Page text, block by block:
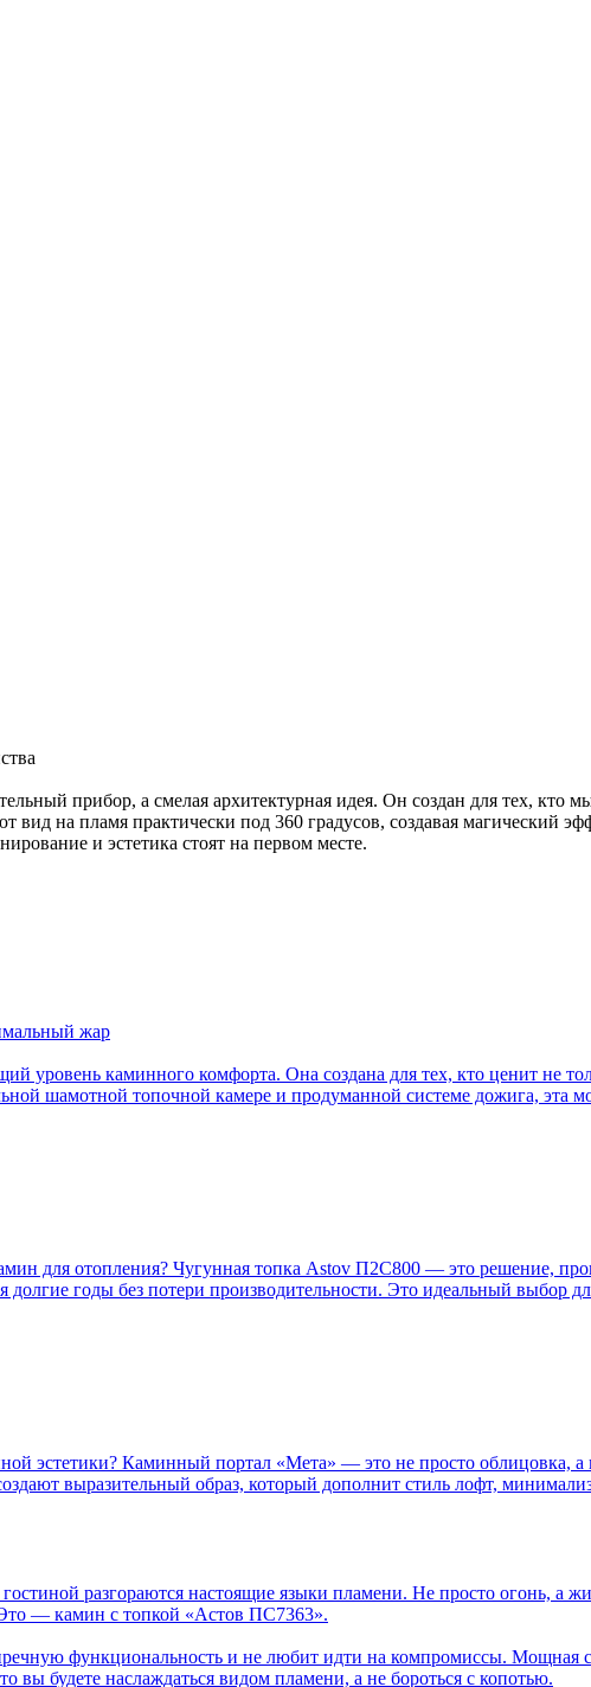
прибор, а смелая архитектурная идея. Он создан для тех, кто
на пламя практически под 360 градусов, создавая магический
и эстетика стоят на первом месте.
жар
каминного комфорта. Она создана для тех, кто ценит не
шамотной топочной камере и продуманной системе дожига, эта
для отопления? Чугунная топка Astov П2С800 — это решение,
годы без потери производительности. Это идеальный выбор
эстетики? Каминный портал «Мета» — это не просто облицовка,
выразительный образ, который дополнит стиль лофт,
разгораются настоящие языки пламени. Не просто огонь, а
— камин с топкой «Астов ПС7363».
функциональность и не любит идти на компромиссы. Мощная
вы будете наслаждаться видом пламени, а не бороться с копотью.